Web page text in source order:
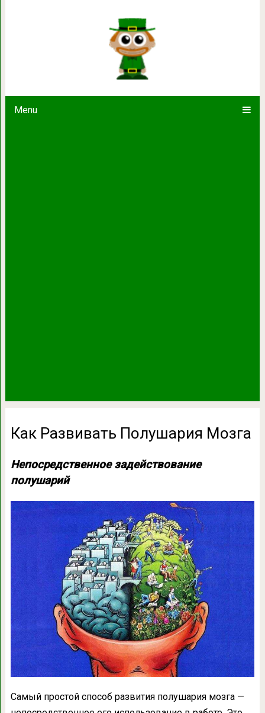
Menu
Как Развивать
Как Развивать Полушария Мозга
Непосредственное задействование
полушарий
Самый простой способ развития полушария мозга —